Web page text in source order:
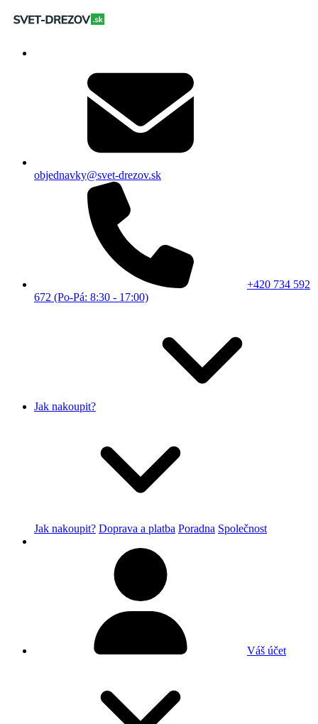
objednavky@svet-drezov.sk
+420 734 592
672 (Po-Pá: 8:30 - 17:00)
Jak nakoupit?
Jak nakoupit? Doprava a platba Poradna Společnost
Váš účet